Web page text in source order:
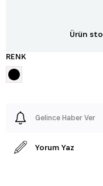
Ürün
RENK
Gelince Haber Ver
Yorum Yaz